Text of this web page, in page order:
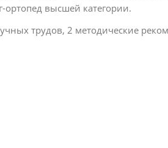
ортопед высшей категории.
трудов, 2 методические